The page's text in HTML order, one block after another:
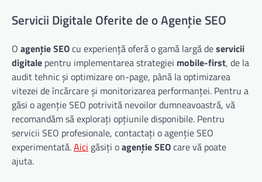
Servicii Digitale Oferite de o Agenție SEO
O agenție SEOcu experiență oferă o gamă largă deservicii
digitale pentru implementarea strategiei mobile-first, de la
audit tehnic și optimizare on-page, până la optimizarea
vitezei de încărcare și monitorizarea performanței. Pentru a
găsi o agenție SEO potrivită nevoilor dumneavoastră, vă
recomandăm să explorați opțiunile disponibile. Pentru
servicii SEO profesionale, contactați o agenție SEO
experimentată.Aici găsiți oagenție SEOcare vă poate
ajuta.